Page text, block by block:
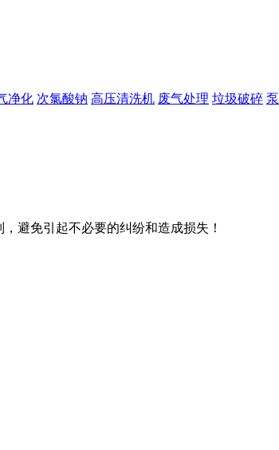
净化 次氯酸钠 高压清洗机 废气处理 垃圾破碎 泵
避免引起不必要的纠纷和造成损失！